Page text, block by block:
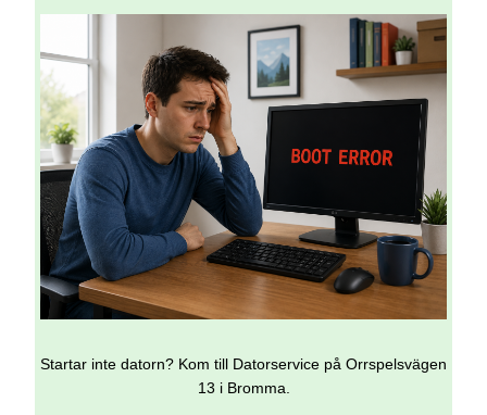
Startar inte datorn? Kom till Datorservice på Orrspelsvägen
13 i Bromma.